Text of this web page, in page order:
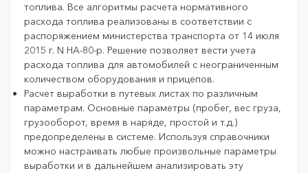
топлива. Все алгоритмы расчета нормативного
расхода топлива реализованы в соответствии с
распоряжением министерства транспорта от 14 июля
2015 г. N НА-80-р. Решение позволяет вести учета
расхода топлива для автомобилей с неограниченным
количеством оборудования и прицепов.
Расчет выработки в путевых листах по различным
параметрам. Основные параметры (пробег, вес груза,
грузооборот, время в наряде, простой и т.д.)
предопределены в системе. Используя справочники
можно настраивать любые произвольные параметры
выработки и в дальнейшем анализировать эту